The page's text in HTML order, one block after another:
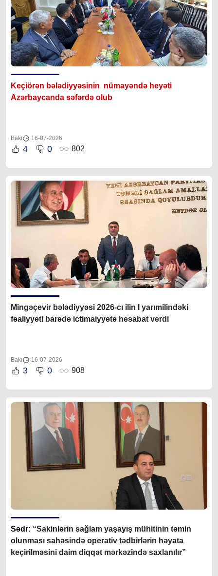
Keçiörən bələdiyyəsinin nümayəndə heyəti
Azərbaycanda səfərdə olub
Bakı 16-07-2026
4 0 802
Mingəçevir bələdiyyəsi 2026-cı ilin I yarımilindəki
fəaliyyəti barədə ictimaiyyətə hesabat verdi
Bakı 16-07-2026
3 0 908
Sədr: “Sakinlərin sağlam yaşayış mühitinin təmin
olunması sahəsində operativ tədbirlərin həyata
keçirilməsini daim diqqət mərkəzində saxlanılır”